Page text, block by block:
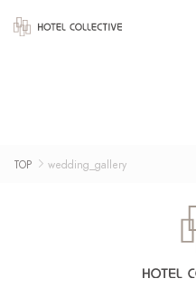
TOP wedding_gallery